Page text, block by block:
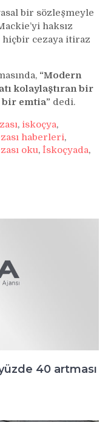
bir sözleşmeyle
haksız
hiçbir cezaya itiraz
“Modern
kolaylaştıran bir
bir emtia” dedi.
, iskoçya,
haberleri,
oku, İskoçyada,
40 artması